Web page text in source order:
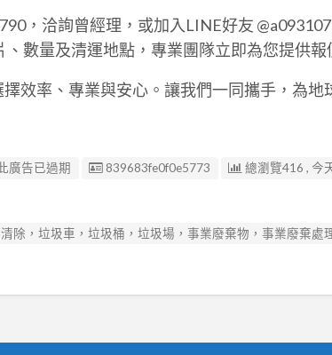
，洽詢曾經理，或加入LINE好友
數量及清運地點，專業團隊立即為您提供報
效率、專業與安心。讓我們一同攜手，為地
廣告已過期 廣告编號
839683fe0f0e5773 總瀏覽416 , 今
除，垃圾車，垃圾桶，垃圾場，事業廢棄物，事業廢棄處